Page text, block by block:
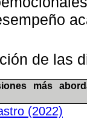
de las
más
(2022)